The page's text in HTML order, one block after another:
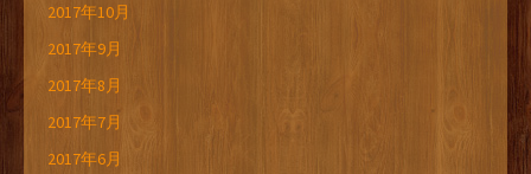
2017年10月
2017年9月
2017年8月
2017年7月
2017年6月